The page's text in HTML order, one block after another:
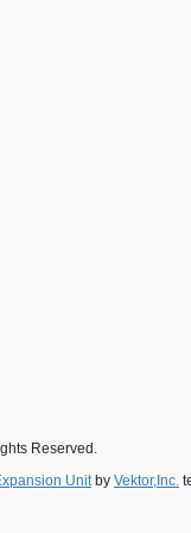
Reserved.
Unit by Vektor,Inc.